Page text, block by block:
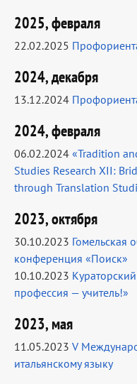
2025, февраля
22.02.2025
2024, декабря
13.12.2024
2024, февраля
06.02.2024 «Tradition
Studies Research XII:
through Translation
2023, октября
30.10.2023 Гомельская
конференция «Поиск»
10.10.2023
профессия — учитель!»
2023, мая
11.05.2023 V
итальянскому языку